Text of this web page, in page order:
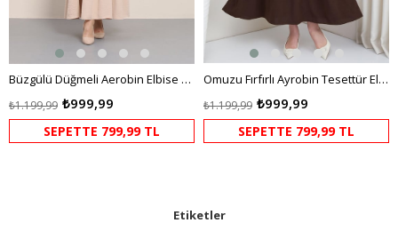
Büzgülü Düğmeli Aerobin Elbise Krem
₺999,99
₺1.199,99
SEPETTE 799,99 TL
Omuzu Fırfırlı Ayrobin Tesettür Elbise Kahverengi HM2062
₺999,99
₺1.199,99
SEPETTE 799,99 TL
Etiketler